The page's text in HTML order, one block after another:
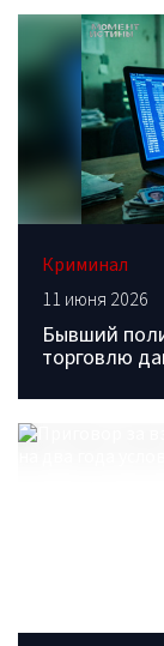
Криминал
11 июня 2026
Бывший
торговлю